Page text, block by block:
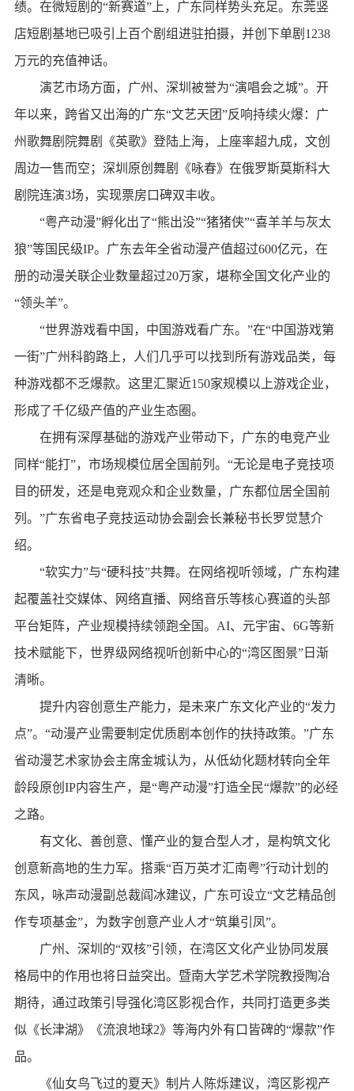
绩。在微短剧的“新赛道”上，广东同样势头充足。东莞竖
店短剧基地已吸引上百个剧组进驻拍摄，并创下单剧1238
万元的充值神话。
演艺市场方面，广州、深圳被誉为“演唱会之城”。开
年以来，跨省又出海的广东“文艺天团”反响持续火爆：广
州歌舞剧院舞剧《英歌》登陆上海，上座率超九成，文创
周边一售而空；深圳原创舞剧《咏春》在俄罗斯莫斯科大
剧院连演3场，实现票房口碑双丰收。
“粤产动漫”孵化出了“熊出没”“猪猪侠”“喜羊羊与灰太
狼”等国民级IP。广东去年全省动漫产值超过600亿元，在
册的动漫关联企业数量超过20万家，堪称全国文化产业的
“领头羊”。
“世界游戏看中国，中国游戏看广东。”在“中国游戏第
一街”广州科韵路上，人们几乎可以找到所有游戏品类，每
种游戏都不乏爆款。这里汇聚近150家规模以上游戏企业，
形成了千亿级产值的产业生态圈。
在拥有深厚基础的游戏产业带动下，广东的电竞产业
同样“能打”，市场规模位居全国前列。“无论是电子竞技项
目的研发，还是电竞观众和企业数量，广东都位居全国前
列。”广东省电子竞技运动协会副会长兼秘书长罗觉慧介
绍。
“软实力”与“硬科技”共舞。在网络视听领域，广东构建
起覆盖社交媒体、网络直播、网络音乐等核心赛道的头部
平台矩阵，产业规模持续领跑全国。AI、元宇宙、6G等新
技术赋能下，世界级网络视听创新中心的“湾区图景”日渐
清晰。
提升内容创意生产能力，是未来广东文化产业的“发力
点”。“动漫产业需要制定优质剧本创作的扶持政策。”广东
省动漫艺术家协会主席金城认为，从低幼化题材转向全年
龄段原创IP内容生产，是“粤产动漫”打造全民“爆款”的必经
之路。
有文化、善创意、懂产业的复合型人才，是构筑文化
创意新高地的生力军。搭乘“百万英才汇南粤”行动计划的
东风，咏声动漫副总裁阎冰建议，广东可设立“文艺精品创
作专项基金”，为数字创意产业人才“筑巢引凤”。
广州、深圳的“双核”引领，在湾区文化产业协同发展
格局中的作用也将日益突出。暨南大学艺术学院教授陶冶
期待，通过政策引导强化湾区影视合作，共同打造更多类
似《长津湖》《流浪地球2》等海内外有口皆碑的“爆款”作
品。
《仙女鸟飞过的夏天》制片人陈烁建议，湾区影视产